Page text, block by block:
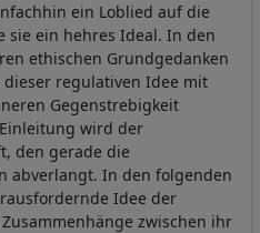
ein Loblied auf die
sie ein hehres Ideal. In den
ethischen Grundgedanken
dieser regulativen Idee mit
Gegenstrebigkeit
wird der
den gerade die
abverlangt. In den folgenden
Idee der
zwischen ihr